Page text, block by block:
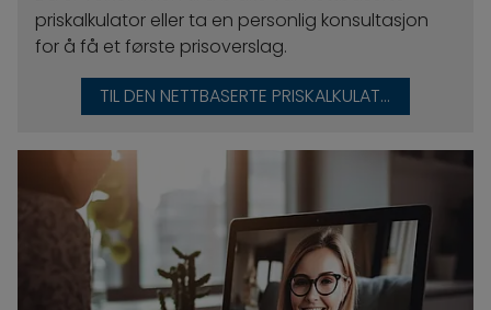
priskalkulator eller ta en personlig konsultasjon
for å få et første prisoverslag.
TIL DEN NETTBASERTE PRISKALKULATOREN